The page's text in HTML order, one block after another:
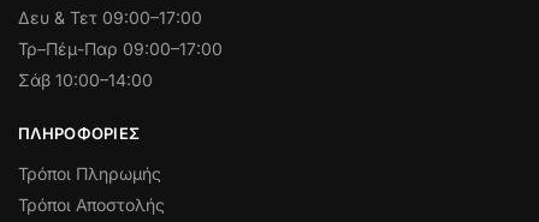
Δευ & Τετ 09:00–17:00
Τρ–Πέμ-Παρ 09:00–17:00
Σάβ 10:00–14:00
ΠΛΗΡΟΦΟΡΊΕΣ
Τρόποι Πληρωμής
Τρόποι Αποστολής